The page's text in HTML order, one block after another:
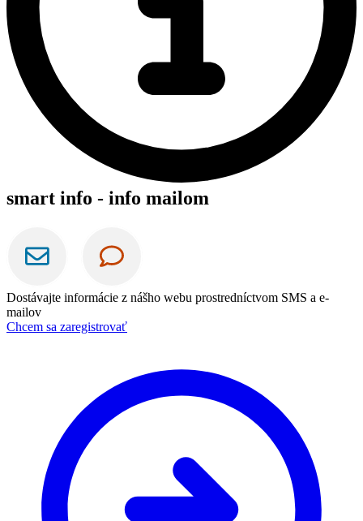
smart info - info mailom
Dostávajte informácie z nášho webu prostredníctvom SMS a e-
mailov
Chcem sa zaregistrovať